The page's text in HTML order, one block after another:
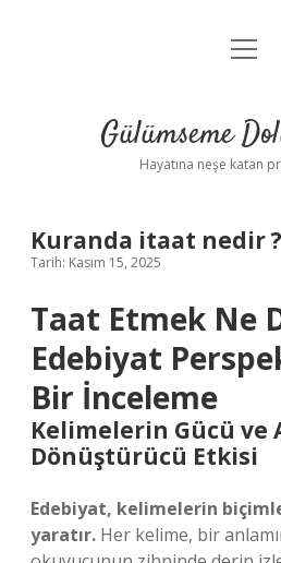
Anasayfa
Yasal
Gülümseme
Hayatına neşe katan
Kuranda itaat nedir ?
Tarih: Kasım 15, 2025
Taat Etmek Ne
Edebiyat
Bir İnceleme
Kelimelerin Gücü ve
Dönüştürücü Etkisi
Edebiyat, kelimelerin
yaratır. Her kelime, bir